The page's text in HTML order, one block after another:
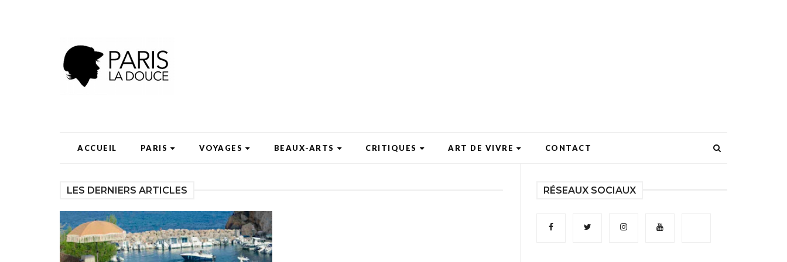
ACCUEIL PARIS VOYAGES BEAUX-ARTS CRITIQUES ART DE VIVRE CONTACT
LES DERNIERS ARTICLES RÉSEAUX SOCIAUX